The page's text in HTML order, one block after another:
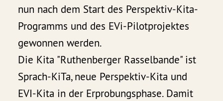
nun nach dem Start des Perspektiv-Kita-
Programms und des EVi-Pilotprojektes
gewonnen werden.
Die Kita "Ruthenberger Rasselbande" ist
Sprach-KiTa, neue Perspektiv-Kita und
EVI-Kita in der Erprobungsphase. Damit